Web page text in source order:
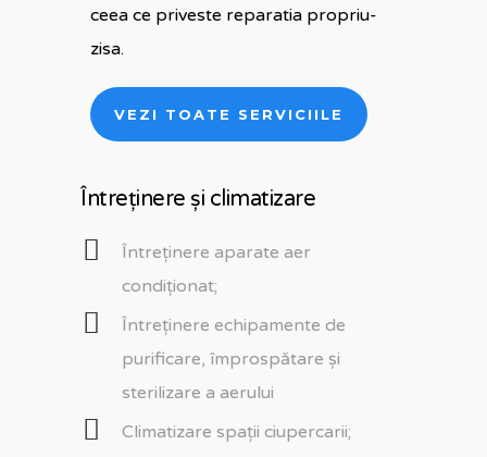
ceea ce priveste reparatia propriu-
zisa.
VEZI TOATE SERVICIILE
Întreținere și climatizare
Întreținere aparate aer
condiționat;
Întreținere echipamente de
purificare, împrospătare și
sterilizare a aerului
Climatizare spații ciupercarii;